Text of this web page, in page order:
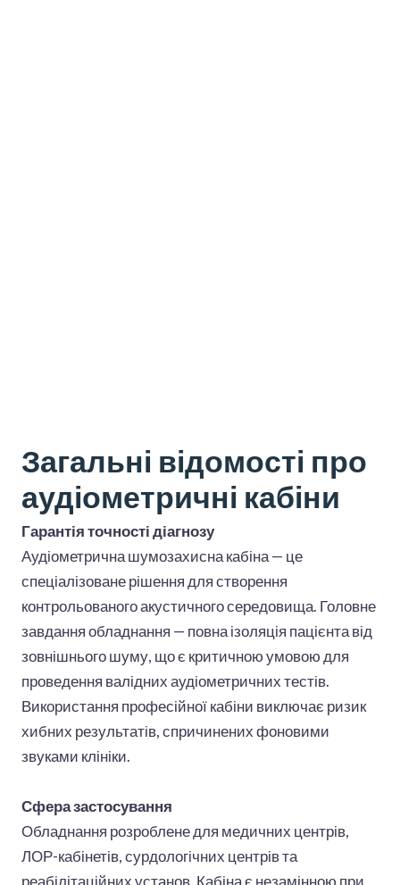
Загальні відомості про
аудіометричні кабіни
Гарантія точності діагнозу
Аудіометрична шумозахисна кабіна — це
спеціалізоване рішення для створення
контрольованого акустичного середовища. Головне
завдання обладнання — повна ізоляція пацієнта від
зовнішнього шуму, що є критичною умовою для
проведення валідних аудіометричних тестів.
Використання професійної кабіни виключає ризик
хибних результатів, спричинених фоновими
звуками клініки.
Сфера застосування
Обладнання розроблене для медичних центрів,
ЛОР-кабінетів, сурдологічних центрів та